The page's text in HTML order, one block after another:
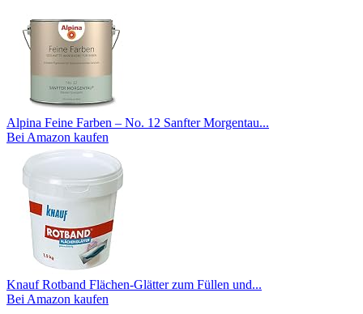
Alpina Feine Farben – No. 12 Sanfter Morgentau...
Bei Amazon kaufen
Knauf Rotband Flächen-Glätter zum Füllen und...
Bei Amazon kaufen